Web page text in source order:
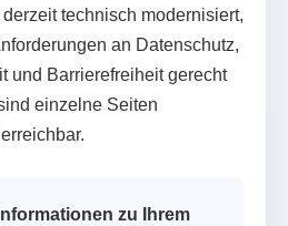
technisch modernisiert,
an Datenschutz,
und Barrierefreiheit gerecht
einzelne Seiten
zu Ihrem